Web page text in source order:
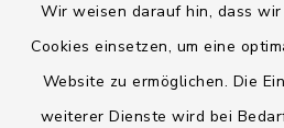
Wir weisen darauf hin, dass
Cookies einsetzen, um eine
Website zu ermöglichen. Die
weiterer Dienste wird bei
Kontakt